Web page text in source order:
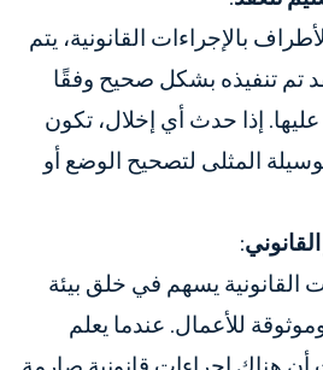
بالإجراءات القانونية، يتم
تم تنفيذه بشكل صحيح وفقًا
إذا حدث أي إخلال، تكون
المثلى لتصحيح الوضع أو
:
القانونية يسهم في خلق بيئة
للأعمال. عندما يعلم